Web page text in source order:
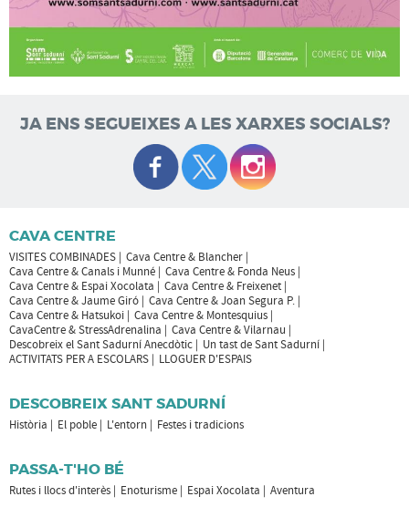
JA ENS SEGUEIXES A LES XARXES SOCIALS?
CAVA CENTRE
VISITES COMBINADES
Cava Centre & Blancher
Cava Centre & Canals i Munné
Cava Centre & Fonda Neus
Cava Centre & Espai Xocolata
Cava Centre & Freixenet
Cava Centre & Jaume Giró
Cava Centre & Joan Segura P.
Cava Centre & Hatsukoi
Cava Centre & Montesquius
CavaCentre & StressAdrenalina
Cava Centre & Vilarnau
Descobreix el Sant Sadurní Anecdòtic
Un tast de Sant Sadurní
ACTIVITATS PER A ESCOLARS
LLOGUER D'ESPAIS
DESCOBREIX SANT SADURNÍ
Història El poble L'entorn Festes i tradicions
PASSA-T'HO BÉ
Rutes i llocs d'interès Enoturisme Espai Xocolata Aventura